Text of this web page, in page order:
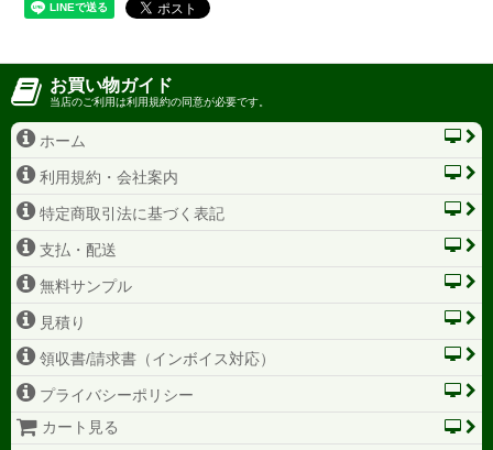
お買い物ガイド
当店のご利用は利用規約の同意が必要です。
ホーム
利用規約・会社案内
特定商取引法に基づく表記
支払・配送
無料サンプル
見積り
領収書/請求書（インボイス対応）
プライバシーポリシー
カート見る